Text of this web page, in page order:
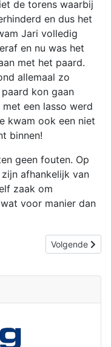
de torens waarbij
en dus het
Jari volledig
en nu was het
met het paard.
allemaal zo
kon gaan
een lasso werd
kwam ook een niet
binnen!
geen fouten. Op
afhankelijk van
zaak om
voor manier dan
SchandelijkVolgende
Volgende